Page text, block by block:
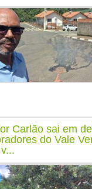
Carlão sai em
do Vale